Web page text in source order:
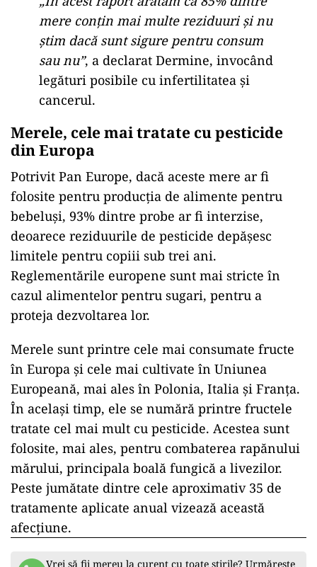
mere conțin mai multe reziduuri și nu
știm dacă sunt sigure pentru consum
sau nu”, a declarat Dermine, invocând
legături posibile cu infertilitatea și
cancerul.
Merele, cele mai tratate cu pesticide
din Europa
Potrivit Pan Europe, dacă aceste mere ar fi
folosite pentru producția de alimente pentru
bebeluși, 93% dintre probe ar fi interzise,
deoarece reziduurile de pesticide depășesc
limitele pentru copiii sub trei ani.
Reglementările europene sunt mai stricte în
cazul alimentelor pentru sugari, pentru a
proteja dezvoltarea lor.
Merele sunt printre cele mai consumate fructe
în Europa și cele mai cultivate în Uniunea
Europeană, mai ales în Polonia, Italia și Franța.
În același timp, ele se numără printre fructele
tratate cel mai mult cu pesticide. Acestea sunt
folosite, mai ales, pentru combaterea rapănului
mărului, principala boală fungică a livezilor.
Peste jumătate dintre cele aproximativ 35 de
tratamente aplicate anual vizează această
afecțiune.
Vrei să fii mereu la curent cu toate știrile? Urmărește